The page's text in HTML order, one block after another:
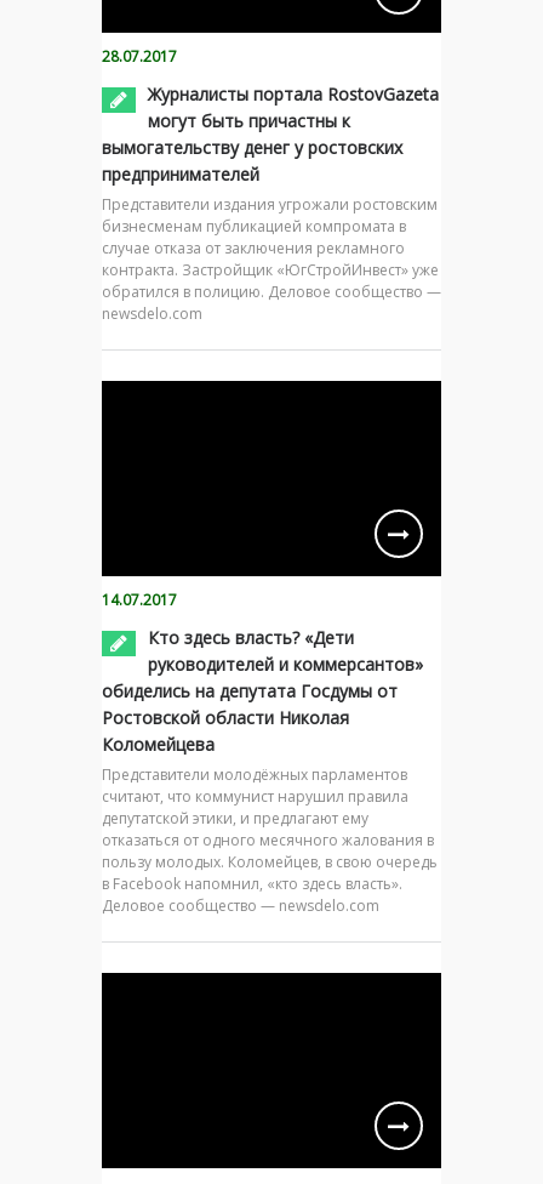
28.07.2017
Журналисты портала RostovGazeta
могут быть причастны к
вымогательству денег у ростовских
предпринимателей
Представители издания угрожали ростовским
бизнесменам публикацией компромата в
случае отказа от заключения рекламного
контракта. Застройщик «ЮгСтройИнвест» уже
обратился в полицию. Деловое сообщество —
newsdelo.com
14.07.2017
Кто здесь власть? «Дети
руководителей и коммерсантов»
обиделись на депутата Госдумы от
Ростовской области Николая
Коломейцева
Представители молодёжных парламентов
считают, что коммунист нарушил правила
депутатской этики, и предлагают ему
отказаться от одного месячного жалования в
пользу молодых. Коломейцев, в свою очередь
в Facebook напомнил, «кто здесь власть».
Деловое сообщество — newsdelo.com